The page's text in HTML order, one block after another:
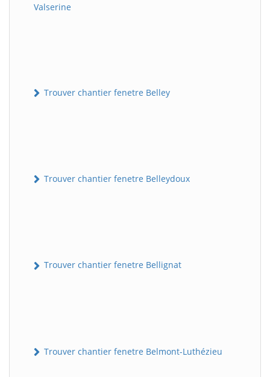
Valserine
Trouver chantier fenetre Belley
Trouver chantier fenetre Belleydoux
Trouver chantier fenetre Bellignat
Trouver chantier fenetre Belmont-Luthézieu